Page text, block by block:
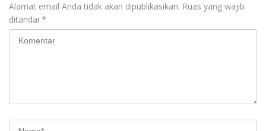
Alamat email Anda tidak akan dipublikasikan. Ruas yang wajib
ditandai *